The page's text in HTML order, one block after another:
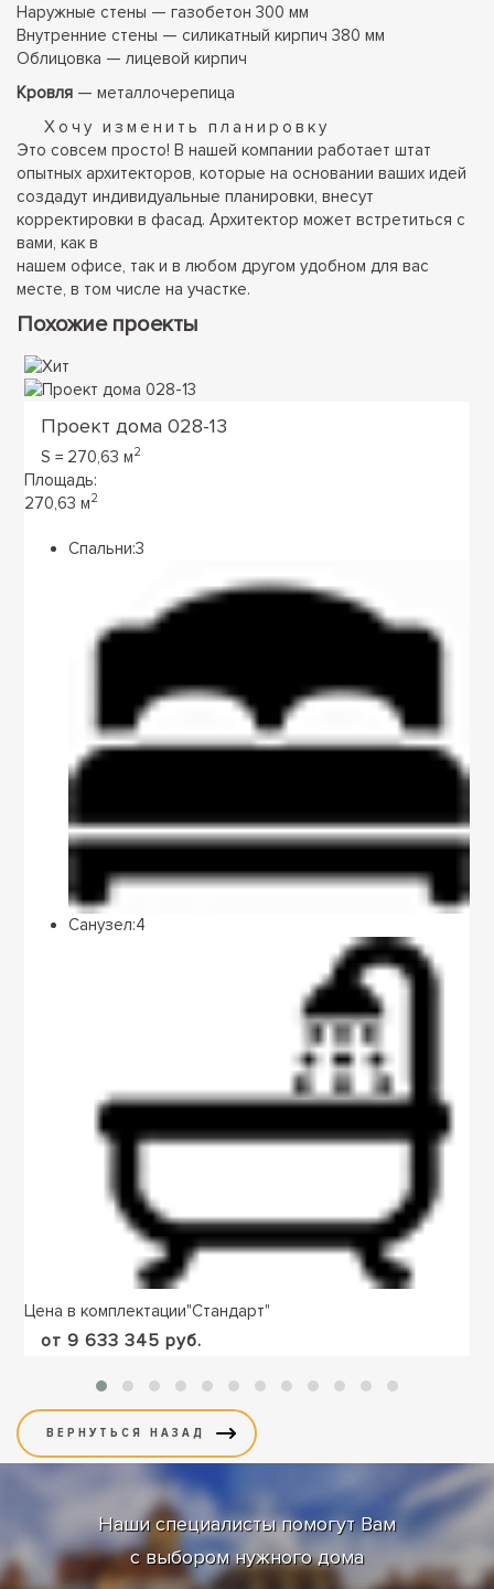
Наружные стены — газобетон 300 мм
Внутренние стены — силикатный кирпич 380 мм
Облицовка — лицевой кирпич
Кровля — металлочерепица
Хочу изменить планировку
Это совсем просто! В нашей компании работает штат
опытных архитекторов, которые на основании ваших идей
создадут индивидуальные планировки, внесут
корректировки в фасад. Архитектор может встретиться с
вами, как в
нашем офисе, так и в любом другом удобном для вас
месте, в том числе на участке.
Похожие проекты
Проект дома 028-13
S = 270,63 м2
Площадь:
270,63 м2
Спальни:3
Санузел:4
Цена в комплектации"Стандарт"
от 9 633 345 руб.
Наши специалисты помогут Вам
с выбором нужного дома